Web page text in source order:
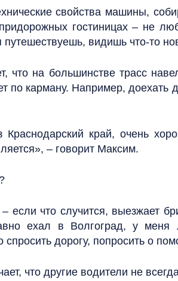
свойства машины,
гостиницах – не
путешествуешь, видишь что-то
что на большинстве трасс
по карману. Например,
Краснодарский край, очень
– говорит Максим.
если что случится, выезжает
ехал в Волгоград, у
дорогу, попросить о
что другие водители не